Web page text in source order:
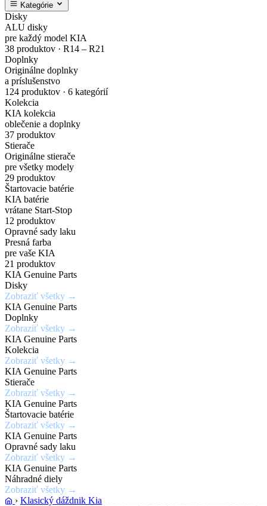
Kategórie
Zaregistruj
sa
a
nakupuj
originálne
príslušenstvo
za
výhodné
ceny
Získaj
výhody,
ktoré
inde
nedostaneš
Zaregistrovať
sa
Kompletný
cenník
originálnych
náhradných
dielov
Zadajte
originálne
číslo
dielu
a
zistite
aktuálnu
cenu
a
dostupnosť
Vyhľadať
diel
EV4
Zliatinový
disk
Gisa
Bicolour
7,5Jx19H2
/
5x114,3mm
/
ET52
Kúpiť
teraz
MODE3
Nabíjacie
káble
pre
elektrické
a
PHEV
vozidlá
Mimoriadne
odolné
voči
krúteniu
alebo
ohýbaniu
Zobraziť
ponuku
Sada
bezpečnostných
matíc
Dark
Chrome
Chráň
svoje
kolesá
s
istotou
a
eleganciou
Kúpiť
teraz
Opravné
sady
laku
karosérie
v
širokej
škále
odtieňov
Ideálne
riešenie
pre
rýchle
a
jednoduché
opravy
drobných
poškodení
laku
karosérie
Zobraziť
ponuku
Disky
ALU disky
pre každý model KIA
38 produktov · R14 – R21
Doplnky
Originálne doplnky
a príslušenstvo
124 produktov · 6 kategórií
Kolekcia
KIA kolekcia
oblečenie a doplnky
37 produktov
Stierače
Originálne stierače
pre všetky modely
29 produktov
Štartovacie batérie
KIA batérie
vrátane Start-Stop
12 produktov
Opravné sady laku
Presná farba
pre vaše KIA
21 produktov
KIA Genuine Parts
Disky
Zobraziť všetky →
KIA Genuine Parts
Doplnky
Zobraziť všetky →
KIA Genuine Parts
Kolekcia
Zobraziť všetky →
KIA Genuine Parts
Stierače
Zobraziť všetky →
KIA Genuine Parts
Štartovacie batérie
Zobraziť všetky →
KIA Genuine Parts
Opravné sady laku
Zobraziť všetky →
KIA Genuine Parts
Náhradné diely
Zobraziť všetky →
› Klasický dáždnik Kia